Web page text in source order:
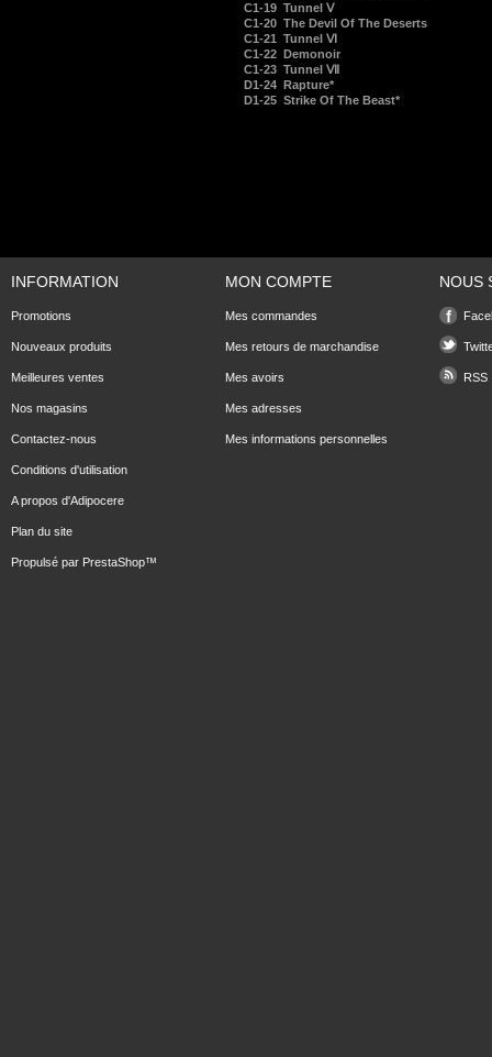
C1-19 Tunnel Ⅴ
C1-20 The Devil Of The Deserts
C1-21 Tunnel Ⅵ
C1-22 Demonoir
C1-23 Tunnel Ⅶ
D1-24 Rapture*
D1-25 Strike Of The Beast*
INFORMATION
Promotions
Nouveaux produits
Meilleures ventes
Nos magasins
Contactez-nous
Conditions d'utilisation
A propos d'Adipocere
Plan du site
Propulsé par PrestaShop™
MON COMPTE
Mes commandes
Mes retours de marchandise
Mes avoirs
Mes adresses
Mes informations personnelles
NOUS
RSS